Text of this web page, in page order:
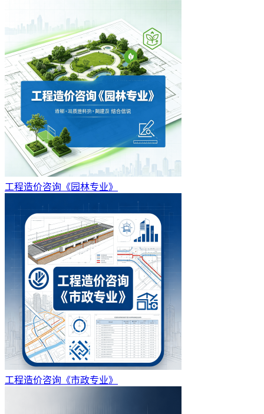
工程造价咨询《园林专业》
工程造价咨询《市政专业》